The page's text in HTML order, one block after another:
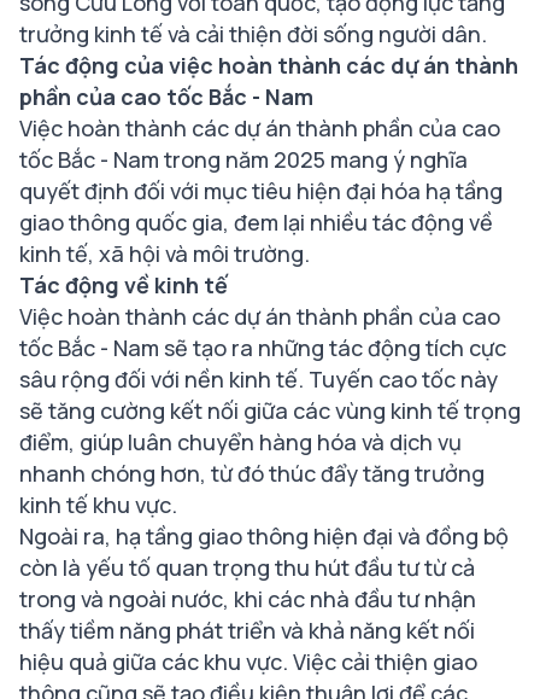
trưởng kinh tế và cải thiện đời sống người dân.
Tác động của việc hoàn thành các dự án thành
phần của cao tốc Bắc - Nam
Việc hoàn thành các dự án thành phần của cao
tốc Bắc - Nam trong năm 2025 mang ý nghĩa
quyết định đối với mục tiêu hiện đại hóa hạ tầng
giao thông quốc gia, đem lại nhiều tác động về
kinh tế, xã hội và môi trường.
Tác động về kinh tế
Việc hoàn thành các dự án thành phần của cao
tốc Bắc - Nam sẽ tạo ra những tác động tích cực
sâu rộng đối với nền kinh tế. Tuyến cao tốc này
sẽ tăng cường kết nối giữa các vùng kinh tế trọng
điểm, giúp luân chuyển hàng hóa và dịch vụ
nhanh chóng hơn, từ đó thúc đẩy tăng trưởng
kinh tế khu vực.
Ngoài ra, hạ tầng giao thông hiện đại và đồng bộ
còn là yếu tố quan trọng thu hút đầu tư từ cả
trong và ngoài nước, khi các nhà đầu tư nhận
thấy tiềm năng phát triển và khả năng kết nối
hiệu quả giữa các khu vực. Việc cải thiện giao
thông cũng sẽ tạo điều kiện thuận lợi để các